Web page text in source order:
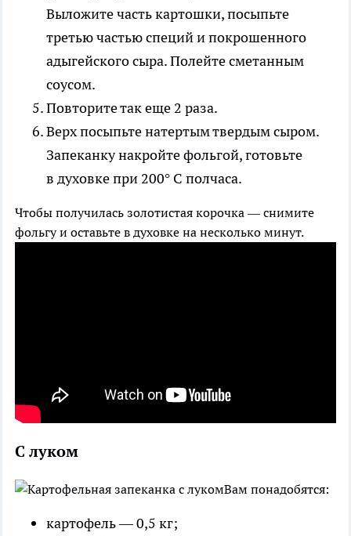
Выложите часть картошки, посыпьте
третью частью специй и покрошенного
адыгейского сыра. Полейте сметанным
соусом.
Повторите так еще 2 раза.
Верх посыпьте натертым твердым сыром.
Запеканку накройте фольгой, готовьте
в духовке при 200° С полчаса.
Чтобы получилась золотистая корочка — снимите
фольгу и оставьте в духовке на несколько минут.
С луком
Вам понадобятся:
картофель — 0,5 кг;